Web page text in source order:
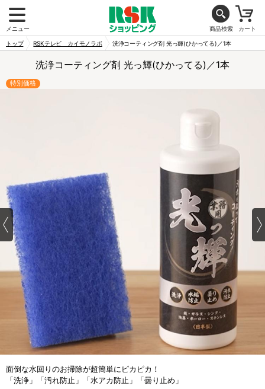
メニュー 商品検索 カート
トップ RSKテレビ カイモノラボ 洗浄コーティング剤 光っ輝(ひかってる)／1本
洗浄コーティング剤 光っ輝(ひかってる)／1本
特別価格
面倒な水回りのお掃除が超簡単にピカピカ！
「洗浄」「汚れ防止」「水アカ防止」「曇り止め」